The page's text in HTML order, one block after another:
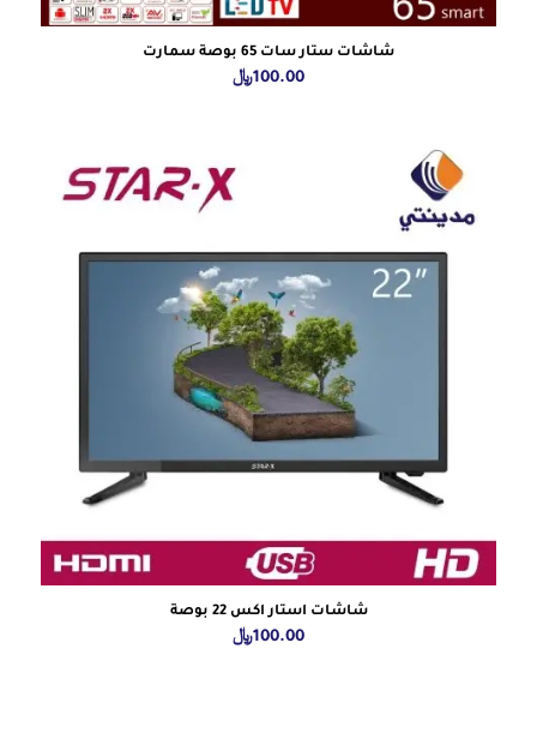
شاشات ستار سات 65 بوصة سمارت
100.00﷼
شاشات استار اكس 22 بوصة
100.00﷼